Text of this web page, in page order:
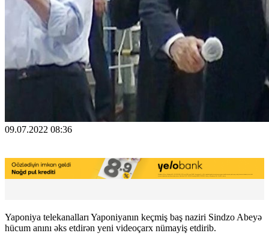
09.07.2022 08:36
Yaponiya telekanalları Yaponiyanın keçmiş baş naziri Sindzo Abeyə
hücum anını əks etdirən yeni videoçarx nümayiş etdirib.